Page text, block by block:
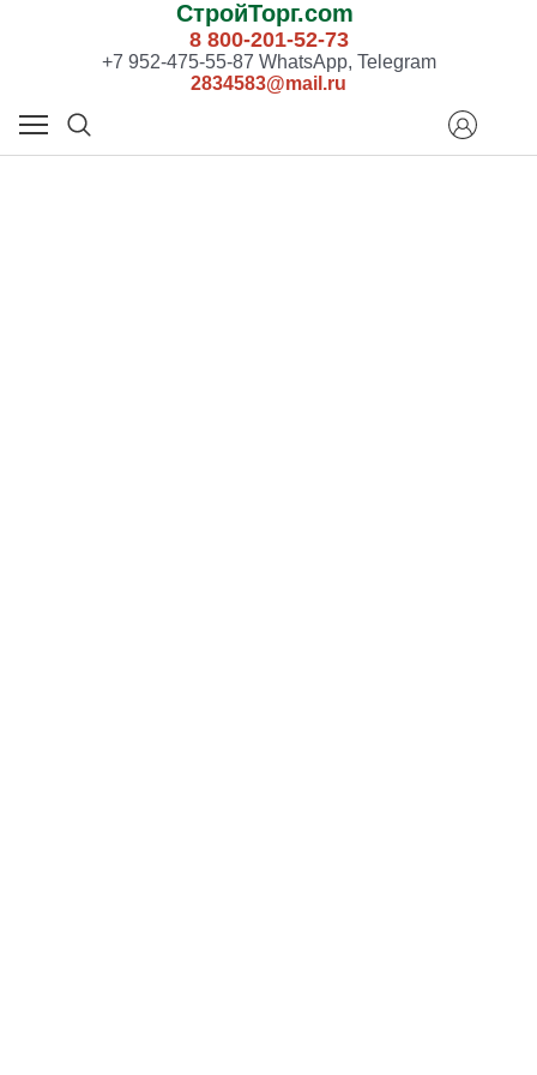
СтройТорг.com
8 800-201-52-73
+7 952-475-55-87 WhatsApp, Telegram
2834583@mail.ru